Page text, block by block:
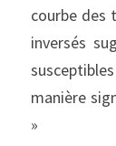
courbe des
inversés
manière
»